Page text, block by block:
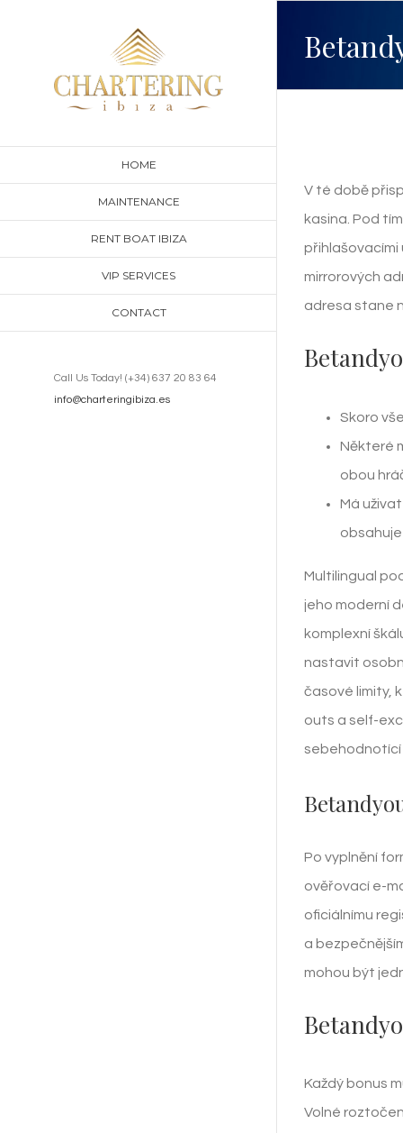
HOME
MAINTENANCE
RENT BOAT IBIZA
VIP SERVICES
CONTACT
Call Us Today! (+34) 637 20 83 64
info@charteringibiza.es
V té době
kasina. Pod
přihlašovacími
mirrorových
adresa stane
Skoro
Některé
obou
Má
Multilingual
jeho moderní
komplexní
nastavit
časové limity,
outs a self-
sebehodnotící
Po vyplnění
ověřovací e-
oficiálnímu
a
mohou být
Každý bonus
Volné